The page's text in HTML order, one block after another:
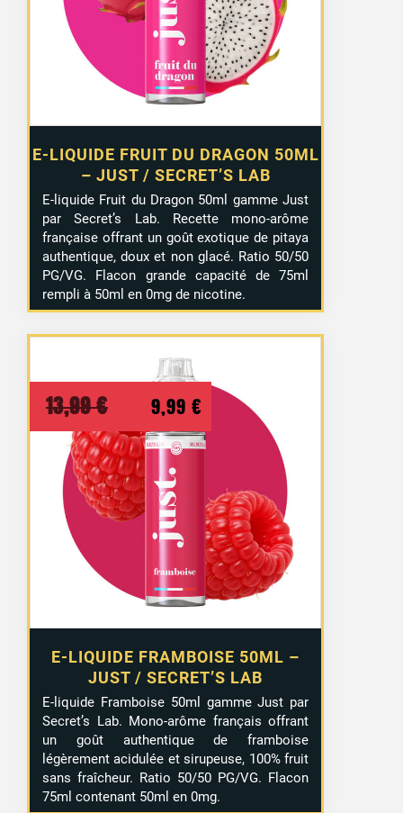
E-LIQUIDE FRUIT DU DRAGON 50ML
– JUST / SECRET’S LAB
13,99 €.9,99 €.
E-liquide Fruit du Dragon 50ml gamme Just
par Secret’s Lab. Recette mono-arôme
française offrant un goût exotique de pitaya
authentique, doux et non glacé. Ratio 50/50
PG/VG. Flacon grande capacité de 75ml
rempli à 50ml en 0mg de nicotine.
E-LIQUIDE FRAMBOISE 50ML –
JUST / SECRET’S LAB
13,99€
Le
prix
initial
était :
13,99 €.
9,99 €
prix
est :
9,99 €.
E-liquide Framboise 50ml gamme Just par
Secret’s Lab. Mono-arôme français offrant
un goût authentique de framboise
légèrement acidulée et sirupeuse, 100% fruit
sans fraîcheur. Ratio 50/50 PG/VG. Flacon
75ml contenant 50ml en 0mg.